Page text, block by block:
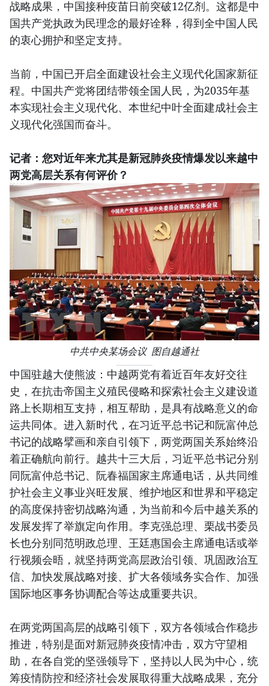
战略成果，中国接种疫苗日前突破12亿剂。这都是中
国共产党执政为民理念的最好诠释，得到全中国人民
的衷心拥护和坚定支持。
当前，中国已开启全面建设社会主义现代化国家新征
程。中国共产党将团结带领全国人民，为2035年基
本实现社会主义现代化、本世纪中叶全面建成社会主
义现代化强国而奋斗。
记者：您对近年来尤其是新冠肺炎疫情爆发以来越中
两党高层关系有何评价？
中共中央某场会议 图自越通社
中国驻越大使熊波：中越两党有着近百年友好交往
史，在抗击帝国主义殖民侵略和探索社会主义建设道
路上长期相互支持，相互帮助，是具有战略意义的命
运共同体。进入新时代，在习近平总书记和阮富仲总
书记的战略擘画和亲自引领下，两党两国关系始终沿
着正确航向前行。越共十三大后，习近平总书记分别
同阮富仲总书记、阮春福国家主席通电话，从共同维
护社会主义事业兴旺发展、维护地区和世界和平稳定
的高度保持密切战略沟通，为当前和今后中越关系的
发展发挥了举旗定向作用。李克强总理、栗战书委员
长也分别同范明政总理、王廷惠国会主席通电话或举
行视频会晤，就坚持两党高层政治引领、巩固政治互
信、加快发展战略对接、扩大各领域务实合作、加强
国际地区事务协调配合等达成重要共识。
在两党两国高层的战略引领下，双方各领域合作稳步
推进，特别是面对新冠肺炎疫情冲击，双方守望相
助，在各自党的坚强领导下，坚持以人民为中心，统
筹疫情防控和经济社会发展取得重大战略成果，充分